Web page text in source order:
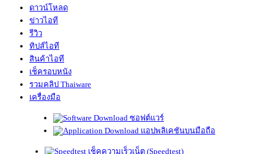
ดาวน์โหลด
ข่าวไอที
รีวิว
ทิปส์ไอที
สินค้าไอที
เช็ครอบหนัง
รวมคลิป Thaiware
เครื่องมือ
ซอฟต์แวร์
แอปพลิเคชันบนมือถือ
เช็คความเร็วเน็ต (Speedtest)